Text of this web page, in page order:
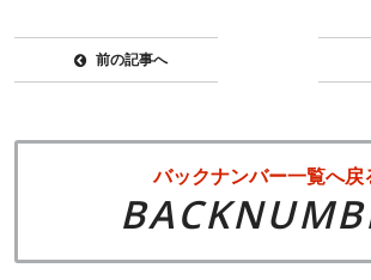
前の記事へ
バックナンバー一覧へ戻